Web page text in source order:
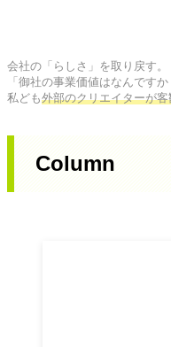
会社の「らしさ」を取り戻す。
「御社の事業価値はなんです
私ども外部のクリエイターが
Column